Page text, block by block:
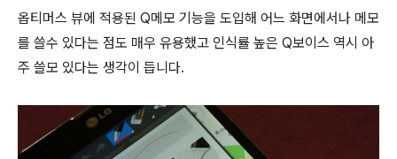
옵티머스 뷰에 적용된 Q메모 기능을 도입해 어느 화면에서나 메모
를 쓸수 있다는 점도 매우 유용했고 인식률 높은 Q보이스 역시 아
주 쓸모 있다는 생각이 듭니다.